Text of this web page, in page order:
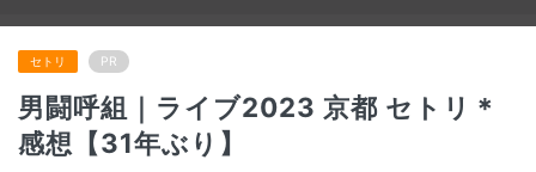
セトリ PR
男闘呼組｜ライブ2023 京都 セトリ＊
感想【31年ぶり】